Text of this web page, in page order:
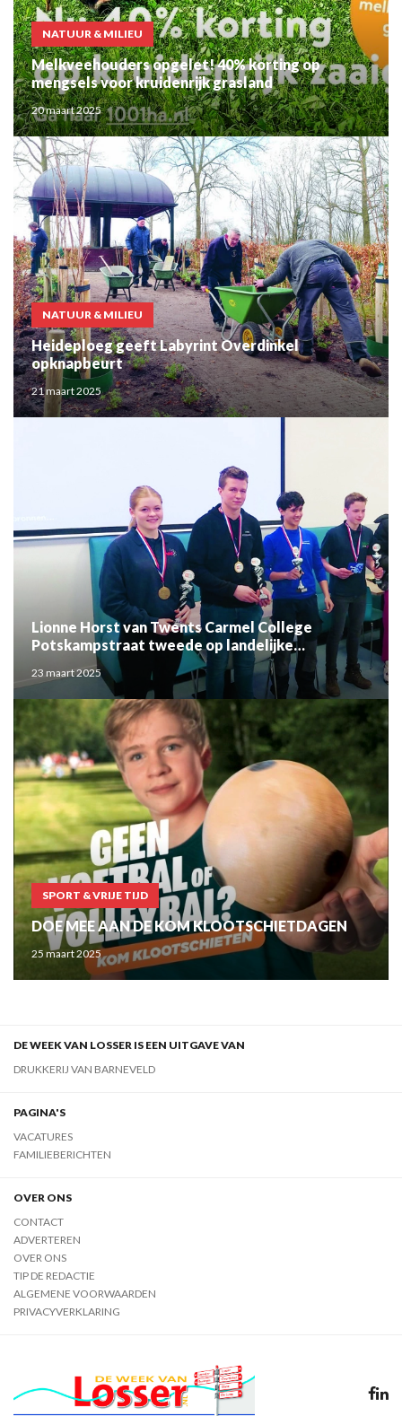
NATUUR & MILIEU
Melkveehouders opgelet! 40% korting op
mengsels voor kruidenrijk grasland
20 maart 2025
NATUUR & MILIEU
Heideploeg geeft Labyrint Overdinkel
opknapbeurt
21 maart 2025
Lionne Horst van Twents Carmel College
Potskampstraat tweede op landelijke
laswedstrijd
23 maart 2025
SPORT & VRIJE TIJD
DOE MEE AAN DE KOM KLOOTSCHIETDAGEN
25 maart 2025
DE WEEK VAN LOSSER IS EEN UITGAVE VAN
DRUKKERIJ VAN BARNEVELD
PAGINA'S
VACATURES
FAMILIEBERICHTEN
OVER ONS
CONTACT
ADVERTEREN
OVER ONS
TIP DE REDACTIE
ALGEMENE VOORWAARDEN
PRIVACYVERKLARING